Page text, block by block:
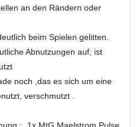
an den Rändern oder
beim Spielen gelitten.
Abnutzungen auf, ist
noch ,das es sich um eine
verschmutzt .
: „1x MtG Maelstrom Pulse